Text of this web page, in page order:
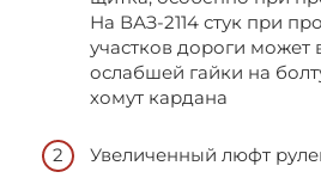
На ВАЗ-2114 стук при
участков дороги может
ослабшей гайки на
хомут кардана
Увеличенный люфт